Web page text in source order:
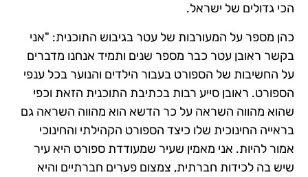
הכי גדולים של ישראל.
כהן מספר על המעורבות של עטר בגיבוש התוכנית: "אני
בקשר ראובן עטר כבר מספר שנים ותמיד אנחנו מדברים
על החשיבות של הספורט בעבור הילדים והנוער בכל ענפי
הספורט. ראובן סייע רבות בכתיבת התוכנית הזאת וכפי
שהוא מהווה השראה על כר הדשא הוא מהווה השראה גם
בראייה החינוכית שלו כיצד הספורט הקהילתי והחינוכי
אמור להיות. אני מאמין שעיר שמעודדת ספורט היא עיר
שיש בה לכידות חברתית, צמצום פערים חברתיים והיא